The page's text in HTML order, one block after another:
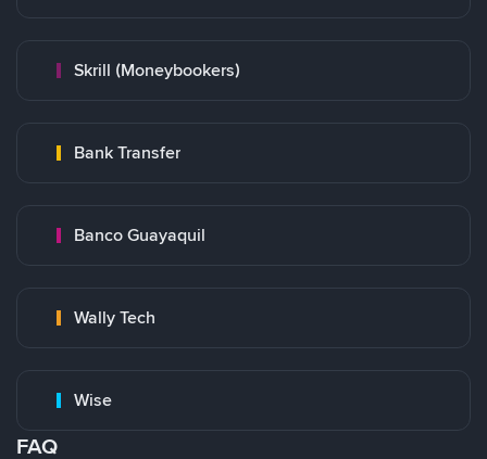
Skrill (Moneybookers)
Bank Transfer
Banco Guayaquil
Wally Tech
Wise
FAQ